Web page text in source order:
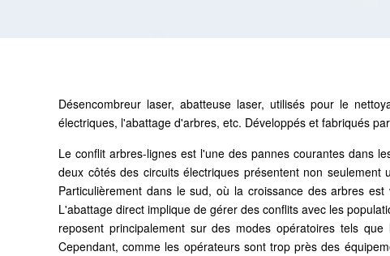
Désencombreur laser, abatteuse laser, utilisés pour le
électriques, l'abattage d'arbres, etc. Développés et fabriqués
Le conflit arbres-lignes est l'une des pannes courantes dans
deux côtés des circuits électriques présentent non
Particulièrement dans le sud, où la croissance des arbres
L'abattage direct implique de gérer des conflits avec les
reposent principalement sur des modes opératoires tels
Cependant, comme les opérateurs sont trop près des